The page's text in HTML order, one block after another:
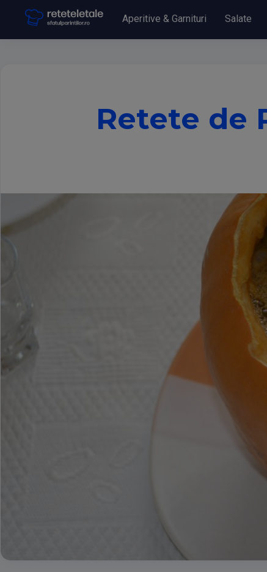
Aperitive & Garnituri Salate
Retete de